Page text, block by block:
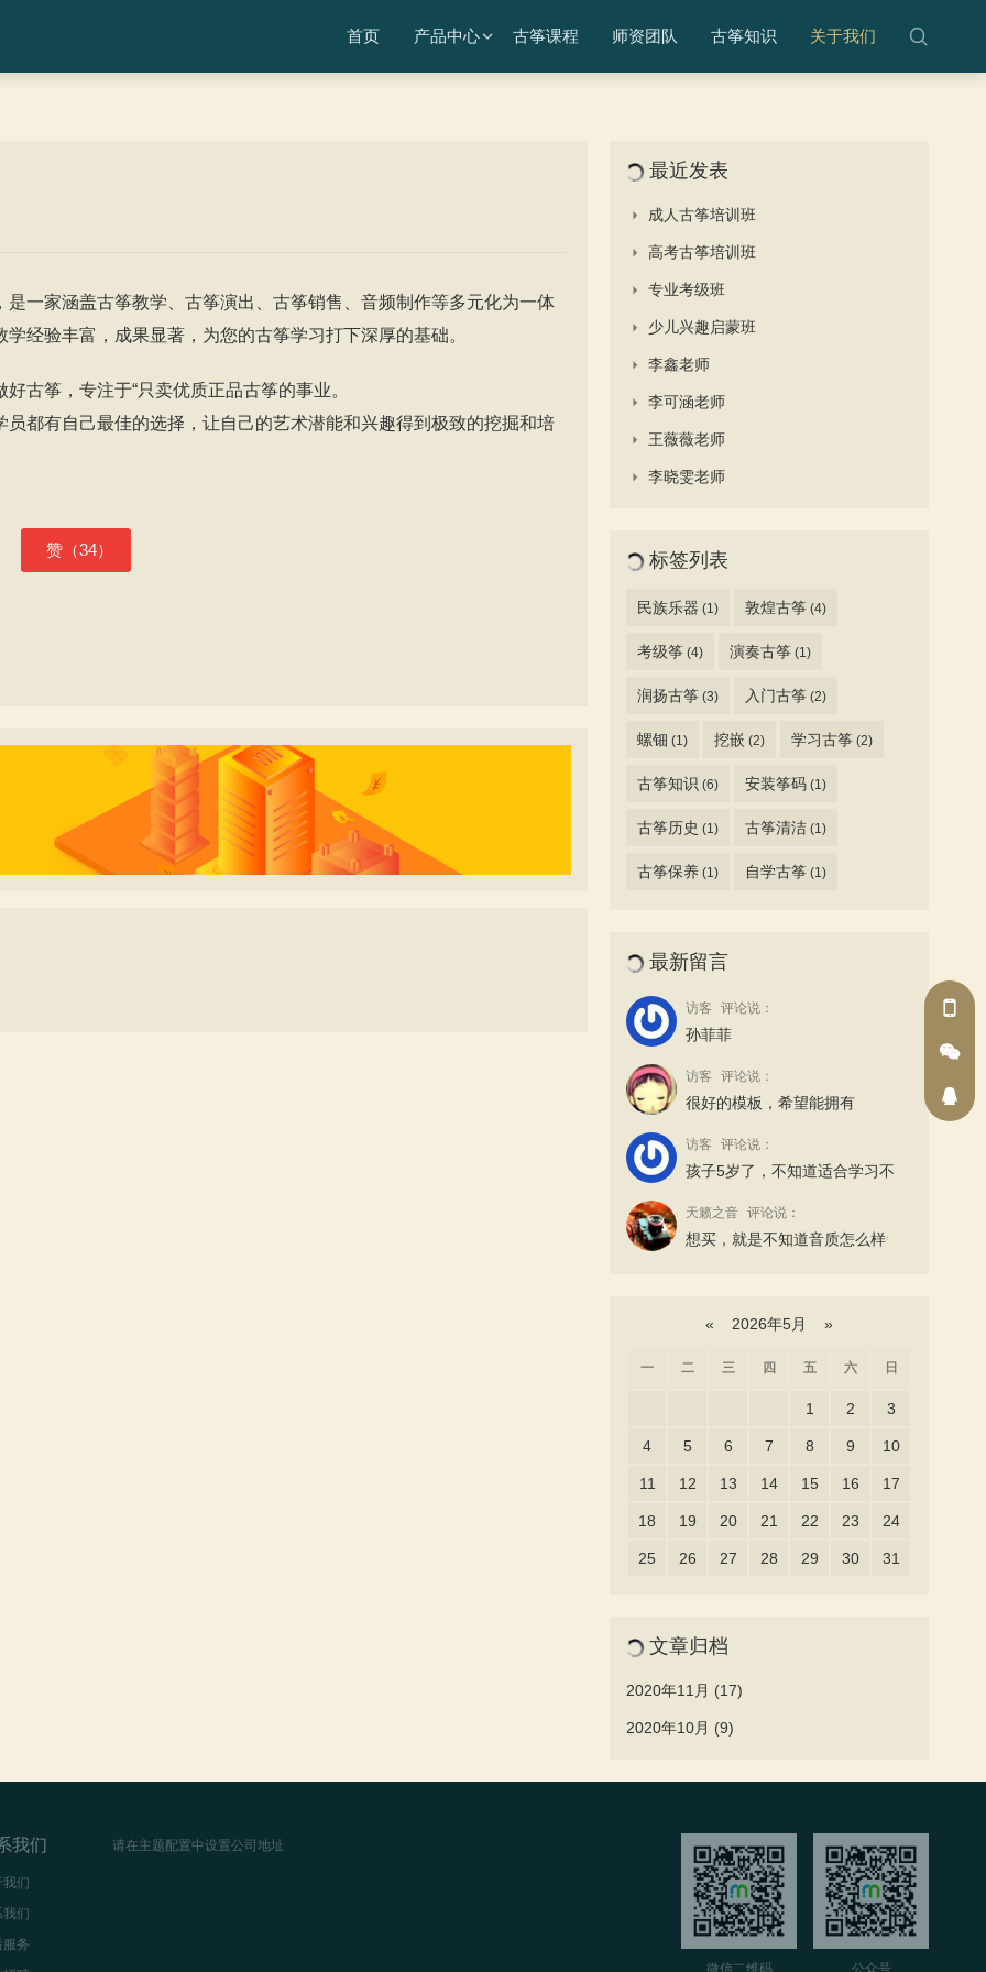
首页 产品中心 古筝课程 师资团队 古筝知识 关于我们
一家涵盖古筝教学、古筝演出、古筝销售、音频制作等多元化为一体
经验丰富，成果显著，为您的古筝学习打下深厚的基础。
古筝，专注于“只卖优质正品古筝的事业。
都有自己最佳的选择，让自己的艺术潜能和兴趣得到极致的挖掘和培
赞（34）
最近发表
成人古筝培训班
高考古筝培训班
专业考级班
少儿兴趣启蒙班​
李鑫老师
李可涵老师
王薇薇老师
李晓雯老师
标签列表
民族乐器 (1) 敦煌古筝 (4)
考级筝 (4) 演奏古筝 (1)
润扬古筝 (3) 入门古筝 (2)
螺钿 (1) 挖嵌 (2) 学习古筝 (2)
古筝知识 (6) 安装筝码 (1)
古筝历史 (1) 古筝清洁 (1)
古筝保养 (1) 自学古筝 (1)
最新留言
访客 评论说：
孙菲菲
访客 评论说：
很好的模板，希望能拥有
访客 评论说：
孩子5岁了，不知道适合学习不
天籁之音 评论说：
想买，就是不知道音质怎么样
« 2026年5月 »
一 二 三 四 五 六 日
1 2 3
4 5 6 7 8 9 10
11 12 13 14 15 16 17
18 19 20 21 22 23 24
25 26 27 28 29 30 31
文章归档
2020年11月 (17)
2020年10月 (9)
我们
我们
我们
服务
请在主题配置中设置公司地址
微信二维码 公众号